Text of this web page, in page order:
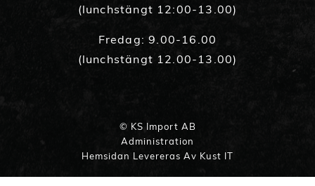
(lunchstängt 12:00-13.00)
Fredag: 9.00-16.00
(lunchstängt 12.00-13.00)
© KS Import AB
Administration
Hemsidan Levereras Av Kust IT